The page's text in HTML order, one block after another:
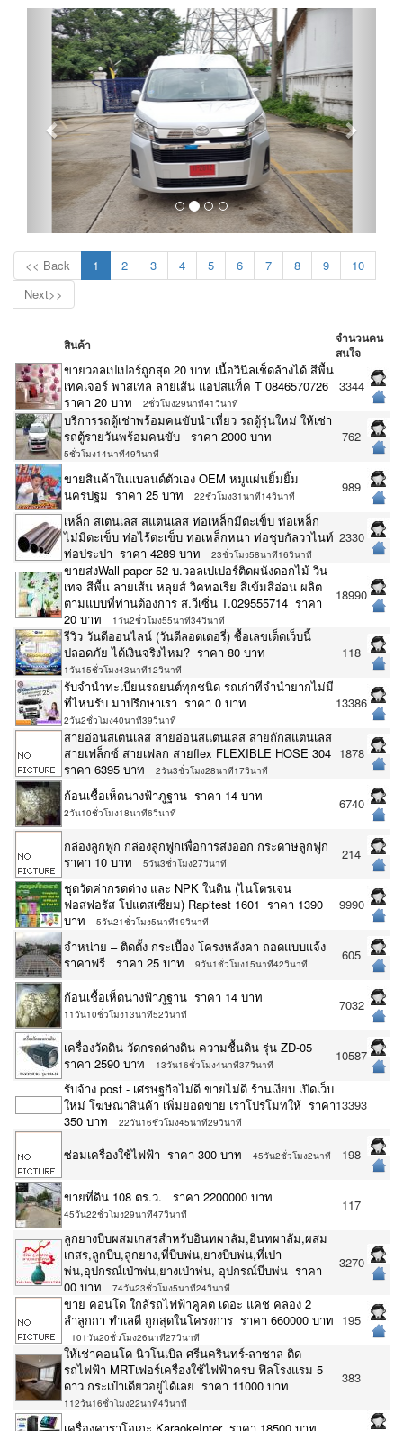
<< Back 1 2 3 4 5 6 7 8 9
10
Next>>
สินค้า
จำนวนคน
สนใจ
ขายวอลเปเปอร์ถูกสุด 20 บาท เนื้อวินิลเช็ดล้างได้ สีพื้น
เทคเจอร์ พาสเทล ลายเส้น แอปสแท็ค T 0846570726
ราคา 20 บาท
2ชั่วโมง29นาที41วินาที
3344
บริการรถตู้เช่าพร้อมคนขับนำเที่ยว รถตู้รุ่นใหม่ ให้เช่า
รถตู้รายวันพร้อมคนขับ ราคา 2000 บาท
5ชั่วโมง14นาที49วินาที
762
ขายสินค้าในแบลนด์ตัวเอง OEM หมูแผ่นยิ้มยิ้ม
นครปฐม ราคา 25 บาท
22ชั่วโมง31นาที14วินาที
989
เหล็ก สเตนเลส สแตนเลส ท่อเหล็กมีตะเข็บ ท่อเหล็ก
ไม่มีตะเข็บ ท่อไร้ตะเข็บ ท่อเหล็กหนา ท่อชุบกัลวาไนท์
ท่อประปา ราคา 4289 บาท
23ชั่วโมง58นาที16วินาที
2330
ขายส่งWall paper 52 บ.วอลเปเปอร์ติดผนังดอกไม้ วิน
เทจ สีพื้น ลายเส้น หลุยส์ วิคทอเรีย สีเข้มสีอ่อน ผลิต
ตามแบบที่ท่านต้องการ ส.วีเซิ่น T.029555714 ราคา
20 บาท
1วัน2ชั่วโมง55นาที34วินาที
18990
รีวิว วันดีออนไลน์ (วันดีลอตเตอรี่) ซื้อเลขเด็ดเว็บนี้
ปลอดภัย ได้เงินจริงไหม? ราคา 80 บาท
1วัน15ชั่วโมง43นาที12วินาที
118
รับจำนำทะเบียนรถยนต์ทุกชนิด รถเก่าที่จำนำยากไม่มี
ที่ไหนรับ มาปรึกษาเรา ราคา 0 บาท
2วัน2ชั่วโมง40นาที39วินาที
13386
สายอ่อนสเตนเลส สายอ่อนสแตนเลส สายถักสแตนเลส
สายเฟล็กซ์ สายเฟลก สายflex FLEXIBLE HOSE 304
ราคา 6395 บาท
2วัน3ชั่วโมง28นาที17วินาที
1878
ก้อนเชื้อเห็ดนางฟ้าภูฐาน ราคา 14 บาท
2วัน10ชั่วโมง18นาที6วินาที
6740
กล่องลูกฟูก กล่องลูกฟูกเพื่อการส่งออก กระดาษลูกฟูก
ราคา 10 บาท
5วัน3ชั่วโมง27วินาที
214
ชุดวัดค่ากรดด่าง และ NPK ในดิน (ไนโตรเจน
ฟอสฟอรัส โปแตสเซียม) Rapitest 1601 ราคา 1390
บาท
5วัน21ชั่วโมง5นาที19วินาที
9990
จำหน่าย – ติดตั้ง กระเบื้อง โครงหลังคา ถอดแบบแจ้ง
ราคาฟรี ราคา 25 บาท
9วัน1ชั่วโมง15นาที42วินาที
605
ก้อนเชื้อเห็ดนางฟ้าภูฐาน ราคา 14 บาท
11วัน10ชั่วโมง13นาที52วินาที
7032
เครื่องวัดดิน วัดกรดด่างดิน ความชื้นดิน รุ่น ZD-05
ราคา 2590 บาท
13วัน16ชั่วโมง4นาที37วินาที
10587
รับจ้าง post - เศรษฐกิจไม่ดี ขายไม่ดี ร้านเงียบ เปิดเว็บ
ใหม่ โฆษณาสินค้า เพิ่มยอดขาย เราโปรโมทให้ ราคา
350 บาท
22วัน16ชั่วโมง45นาที29วินาที
13393
ซ่อมเครื่องใช้ไฟฟ้า ราคา 300 บาท 45วัน2ชั่วโมง2นาที 198
ขายที่ดิน 108 ตร.ว. ราคา 2200000 บาท
45วัน22ชั่วโมง29นาที47วินาที
117
ลูกยางบีบผสมเกสรสำหรับอินทผาลัม,อินทผาลัม,ผสม
เกสร,ลูกบีบ,ลูกยาง,ที่บีบพ่น,ยางบีบพ่น,ที่เป่า
พ่น,อุปกรณ์เป่าพ่น,ยางเป่าพ่น, อุปกรณ์บีบพ่น ราคา
00 บาท
74วัน23ชั่วโมง5นาที24วินาที
3270
ขาย คอนโด ใกล้รถไฟฟ้าคูคต เดอะ แคช คลอง 2
ลำลูกกา ทำเลดี ถูกสุดในโครงการ ราคา 660000 บาท
101วัน20ชั่วโมง26นาที27วินาที
195
ให้เช่าคอนโด นิวโนเบิล ศรีนครินทร์-ลาซาล ติด
รถไฟฟ้า MRTเฟอร์เครื่องใช้ไฟฟ้าครบ ฟีลโรงแรม 5
ดาว กระเป๋าเดียวอยู่ได้เลย ราคา 11000 บาท
112วัน16ชั่วโมง22นาที4วินาที
383